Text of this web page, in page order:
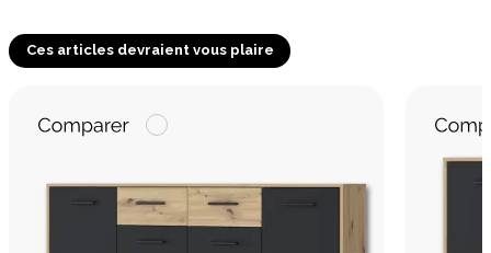
Ces articles devraient vous plaire